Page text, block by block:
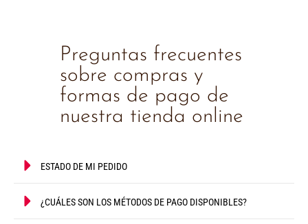
Preguntas frecuentes
sobre compras y
formas de pago de
nuestra tienda online
ESTADO DE MI PEDIDO
¿CUÁLES SON LOS MÉTODOS DE PAGO DISPONIBLES?